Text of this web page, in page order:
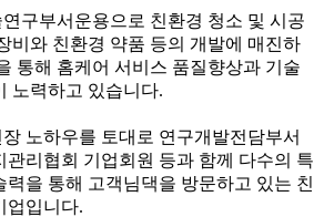
구부서운용으로 친환경 청소 및 시공
비와 친환경 약품 등의 개발에 매진하
통해 홈케어 서비스 품질향상과 기술
노력하고 있습니다.
노하우를 토대로 연구개발전담부서
관리협회 기업회원 등과 함께 다수의 특
을 통해 고객님댁을 방문하고 있는 친
업입니다.